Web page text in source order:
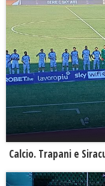
Calcio. Trapani e